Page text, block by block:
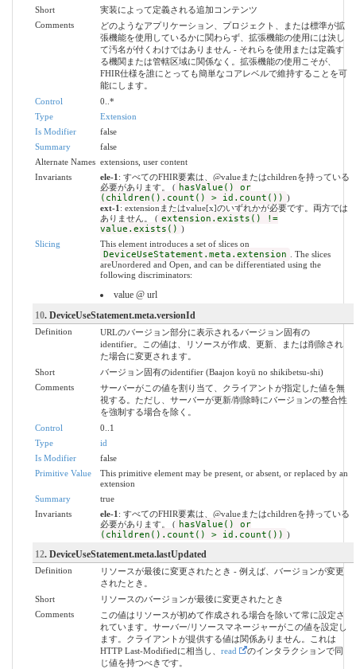
Short
実装によって定義される追加コンテンツ
Comments
どのようなアプリケーション、プロジェクト、または標準が拡
張機能を使用しているかに関わらず、拡張機能の使用には決し
て汚名が付くわけではありません - それらを使用または定義す
る機関または管轄区域に関係なく。拡張機能の使用こそが、
FHIR仕様を誰にとっても簡単なコアレベルで維持することを可
能にします。
Control
0..*
Type
Extension
Is Modifier
false
Summary
false
Alternate Names extensions, user content
Invariants
ele-1 : すべてのFHIR要素は、@valueまたはchildrenを持っている
必要があります。 ( hasValue() or
(children().count() > id.count()) )
ext-1 : extensionまたはvalue[x]のいずれかが必要です。両方では
ありません。 ( extension.exists() !=
value.exists() )
Slicing
This element introduces a set of slices on
DeviceUseStatement.meta.extension
. The slices
areUnordered and Open, and can be differentiated using the
following discriminators:
value @ url
10. DeviceUseStatement.meta.versionId
Definition
URLのバージョン部分に表示されるバージョン固有の
identifier。この値は、リソースが作成、更新、または削除され
た場合に変更されます。
Short
バージョン固有のidentifier (Baajon koyū no shikibetsu-shi)
Comments
サーバーがこの値を割り当て、クライアントが指定した値を無
視する。ただし、サーバーが更新/削除時にバージョンの整合性
を強制する場合を除く。
Control
0..1
Type
id
Is Modifier
false
Primitive Value
This primitive element may be present, or absent, or replaced by an
extension
Summary
true
Invariants
ele-1 : すべてのFHIR要素は、@valueまたはchildrenを持っている
必要があります。 ( hasValue() or
(children().count() > id.count()) )
12. DeviceUseStatement.meta.lastUpdated
Definition
リソースが最後に変更されたとき - 例えば、バージョンが変更
されたとき。
Short
リソースのバージョンが最後に変更されたとき
Comments
この値はリソースが初めて作成される場合を除いて常に設定さ
れています。サーバー/リソースマネージャーがこの値を設定し
ます。クライアントが提供する値は関係ありません。これは
HTTP Last-Modifiedに相当し、 read
のインタラクションで同
じ値を持つべきです。